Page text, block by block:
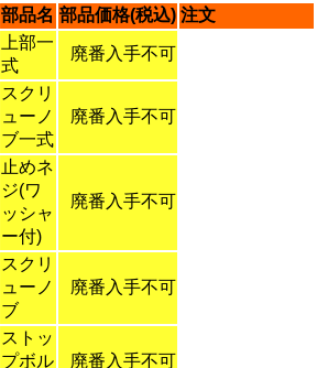
部品名 部品価格(税込) 注文
上部一
式
廃番入手不可
スクリ
ューノ
ブ一式
廃番入手不可
止めネ
ジ(ワ
ッシャ
ー付)
廃番入手不可
スクリ
ューノ
ブ
廃番入手不可
ストッ
プボル
廃番入手不可